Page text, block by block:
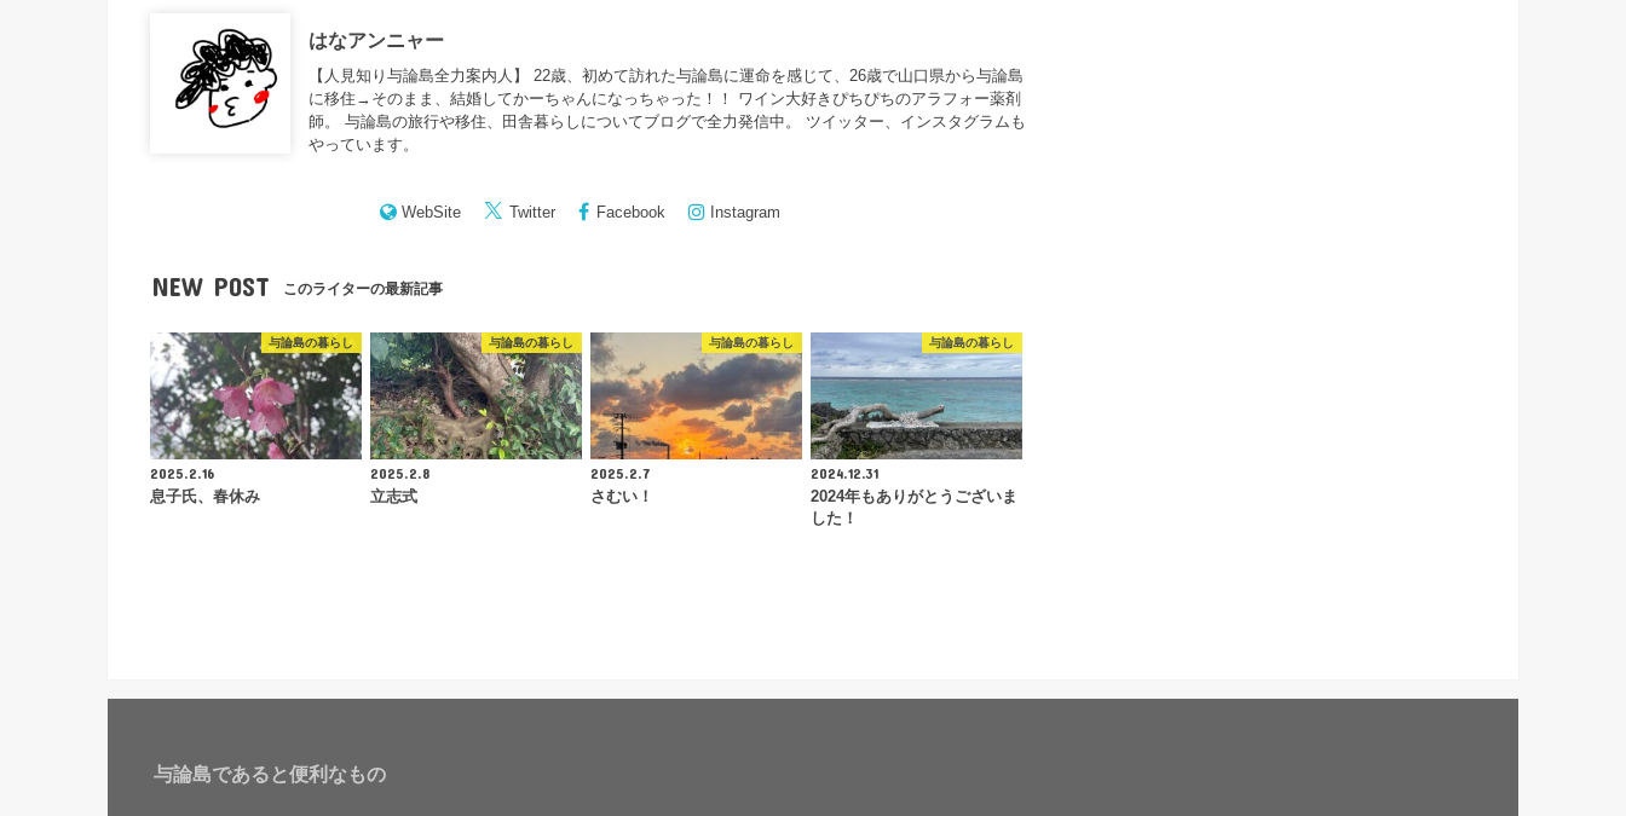
はなアンニャー
【人見知り与論島全力案内人】 22歳、初めて訪れた与論島に運命を感じて、26歳で山口県から与論島
に移住→そのまま、結婚してかーちゃんになっちゃった！！ ワイン大好きぴちぴちのアラフォー薬剤
師。 与論島の旅行や移住、田舎暮らしについてブログで全力発信中。 ツイッター、インスタグラムも
やっています。
WebSite Twitter Facebook Instagram
NEW POST このライターの最新記事
与論島の暮らし
2025.2.16
息子氏、春休み
与論島の暮らし
2025.2.8
立志式
与論島の暮らし
2025.2.7
さむい！
与論島の暮らし
2024.12.31
2024年もありがとうございま
した！
与論島であると便利なもの